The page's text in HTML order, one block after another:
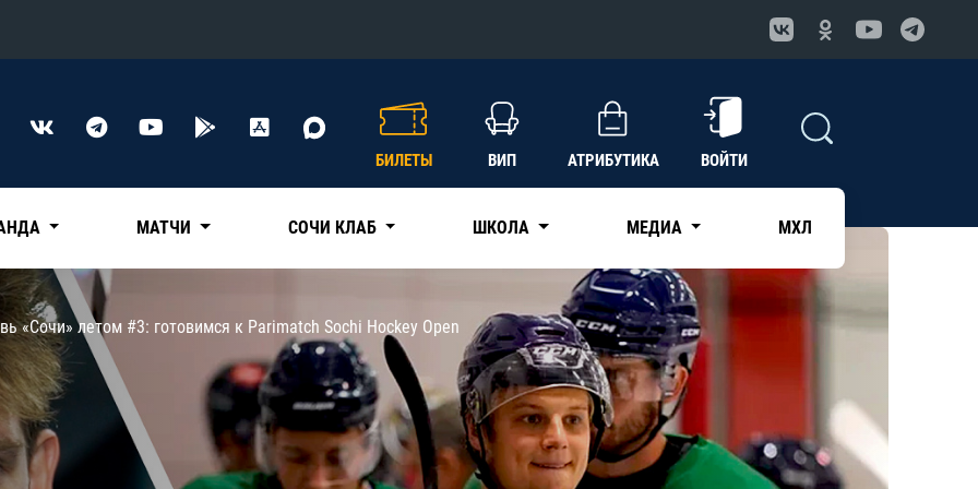
Конференция «Восток»
Нефтехимик
Трактор
Дивизион Чернышева
Авангард
КХЛ
БИЛЕТЫ ВИП АТРИБУТИКА ВОЙТИ
МАТЧИ СОЧИ КЛАБ ШКОЛА МЕДИА МХЛ
«Сочи» летом #3: готовимся к Parimatch Sochi Hockey Open